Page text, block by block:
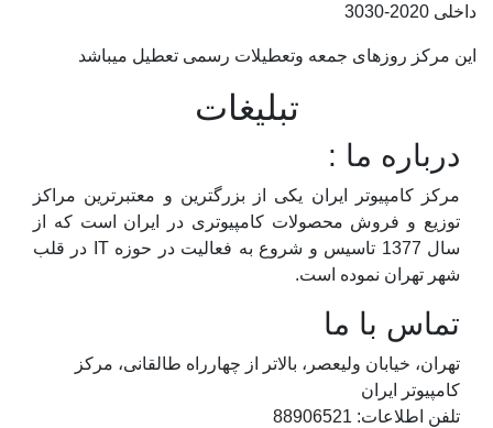
داخلی 2020-3030
این مرکز روزهای جمعه وتعطیلات رسمی تعطیل میباشد
تبلیغات
درباره ما :
مرکز کامپیوتر ایران یکی از بزرگترین و معتبرترین مراکز
توزیع و فروش محصولات کامپیوتری در ایران است که از
سال 1377 تاسیس و شروع به فعالیت در حوزه IT در قلب
شهر تهران نموده است.
تماس با ما
تهران، خیابان ولیعصر، بالاتر از چهارراه طالقانی، مرکز
کامپیوتر ایران
تلفن اطلاعات: 88906521